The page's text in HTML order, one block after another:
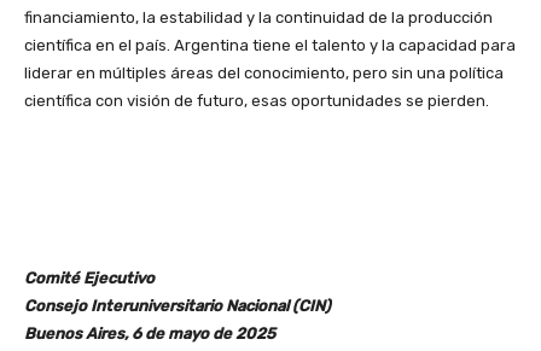
financiamiento, la estabilidad y la continuidad de la producción
científica en el país. Argentina tiene el talento y la capacidad para
liderar en múltiples áreas del conocimiento, pero sin una política
científica con visión de futuro, esas oportunidades se pierden.
Comité Ejecutivo
Consejo Interuniversitario Nacional (CIN)
Buenos Aires, 6 de mayo de 2025